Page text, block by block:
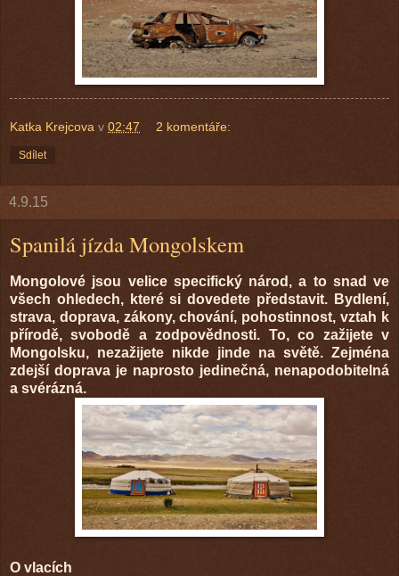
Katka Krejcova v 02:47 2 komentáře:
Sdílet
4.9.15
Spanilá jízda Mongolskem
Mongolové jsou velice specifický národ, a to snad ve
všech ohledech, které si dovedete představit. Bydlení,
strava, doprava, zákony, chování, pohostinnost, vztah k
přírodě, svobodě a zodpovědnosti. To, co zažijete v
Mongolsku, nezažijete nikde jinde na světě. Zejména
zdejší doprava je naprosto jedinečná, nenapodobitelná
a svérázná.
O vlacích